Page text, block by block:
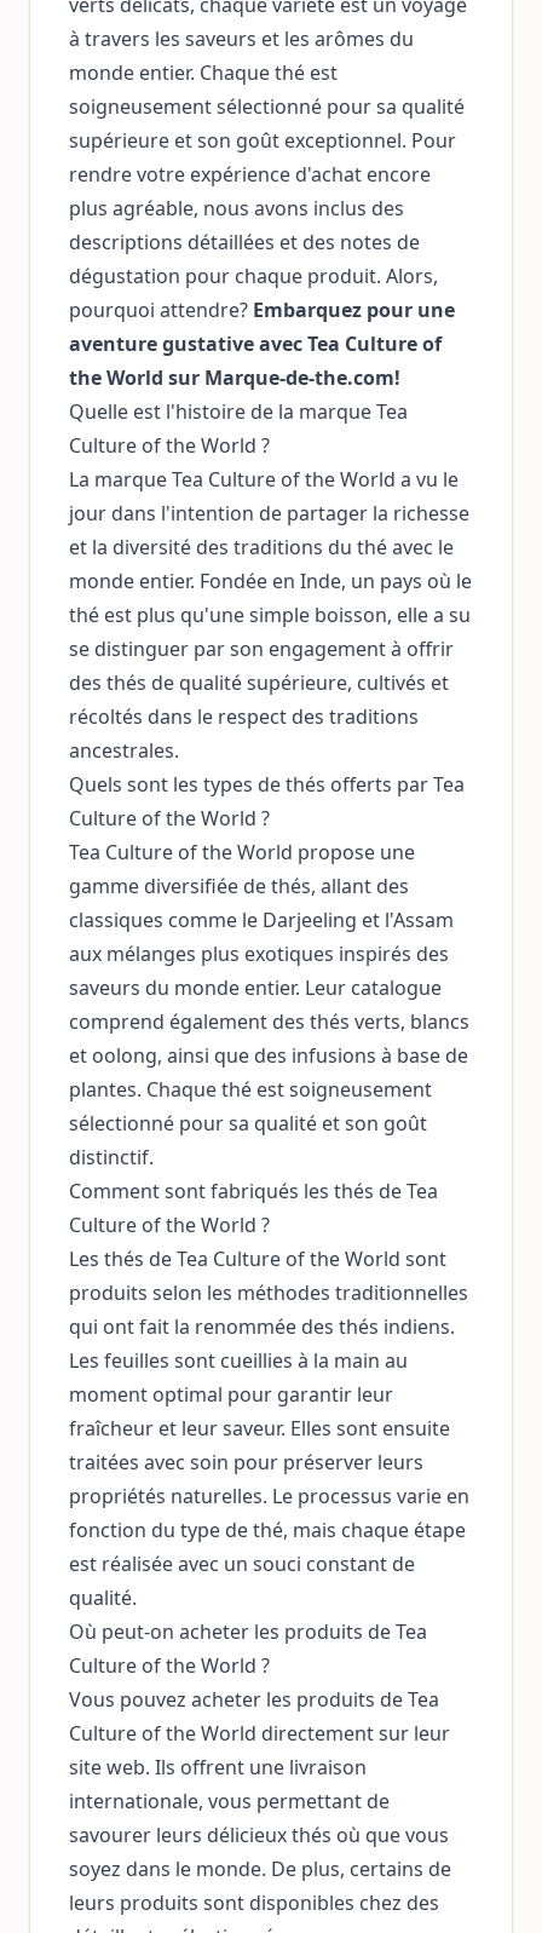
à travers les saveurs et les arômes du
monde entier. Chaque thé est
soigneusement sélectionné pour sa qualité
supérieure et son goût exceptionnel. Pour
rendre votre expérience d'achat encore
plus agréable, nous avons inclus des
descriptions détaillées et des notes de
dégustation pour chaque produit. Alors,
pourquoi attendre? Embarquez pour une
aventure gustative avec Tea Culture of
the World sur Marque-de-the.com!
Quelle est l'histoire de la marque Tea
Culture of the World ?
La marque Tea Culture of the World a vu le
jour dans l'intention de partager la richesse
et la diversité des traditions du thé avec le
monde entier. Fondée en Inde, un pays où le
thé est plus qu'une simple boisson, elle a su
se distinguer par son engagement à offrir
des thés de qualité supérieure, cultivés et
récoltés dans le respect des traditions
ancestrales.
Quels sont les types de thés offerts par Tea
Culture of the World ?
Tea Culture of the World propose une
gamme diversifiée de thés, allant des
classiques comme le Darjeeling et l'Assam
aux mélanges plus exotiques inspirés des
saveurs du monde entier. Leur catalogue
comprend également des thés verts, blancs
et oolong, ainsi que des infusions à base de
plantes. Chaque thé est soigneusement
sélectionné pour sa qualité et son goût
distinctif.
Comment sont fabriqués les thés de Tea
Culture of the World ?
Les thés de Tea Culture of the World sont
produits selon les méthodes traditionnelles
qui ont fait la renommée des thés indiens.
Les feuilles sont cueillies à la main au
moment optimal pour garantir leur
fraîcheur et leur saveur. Elles sont ensuite
traitées avec soin pour préserver leurs
propriétés naturelles. Le processus varie en
fonction du type de thé, mais chaque étape
est réalisée avec un souci constant de
qualité.
Où peut-on acheter les produits de Tea
Culture of the World ?
Vous pouvez acheter les produits de Tea
Culture of the World directement sur leur
site web. Ils offrent une livraison
internationale, vous permettant de
savourer leurs délicieux thés où que vous
soyez dans le monde. De plus, certains de
leurs produits sont disponibles chez des